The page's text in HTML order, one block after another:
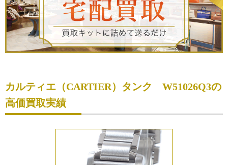
出張買取申込
買取サービスのご案内
買取ブランド
カルティエ（CARTIER）タンク W51026Q3の
高価買取実績